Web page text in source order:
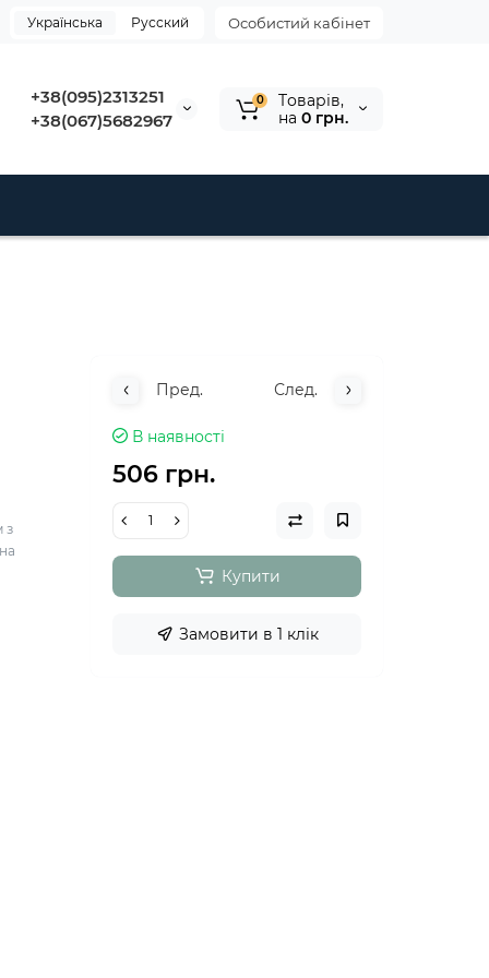
Особистий кабінет
Українська Русский
+38(095)2313251
+38(067)5682967
0
Tоварів,
на 0 грн.
з
Пред. След.
В наявності
506 грн.
Купити
Замовити в 1 клік